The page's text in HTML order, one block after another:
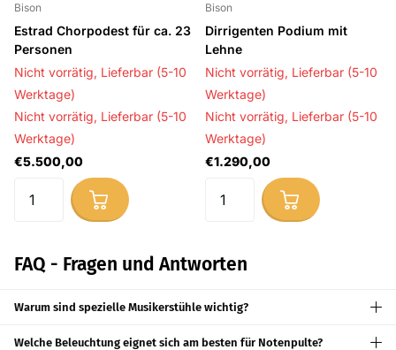
Bison
Estrad Chorpodest für ca. 23
Personen
Nicht vorrätig, Lieferbar (5-10
Werktage)
Nicht vorrätig, Lieferbar (5-10
Werktage)
€5.500,00
Bison
Dirrigenten Podium mit
Lehne
Nicht vorrätig, Lieferbar (5-10
Werktage)
Nicht vorrätig, Lieferbar (5-10
Werktage)
€1.290,00
FAQ - Fragen und Antworten
Warum sind spezielle Musikerstühle wichtig?
Welche Beleuchtung eignet sich am besten für Notenpulte?